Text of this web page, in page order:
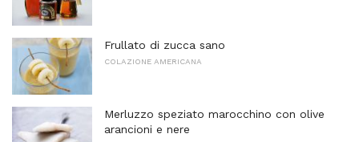
Frullato di zucca sano
COLAZIONE AMERICANA
Merluzzo speziato marocchino con olive
arancioni e nere